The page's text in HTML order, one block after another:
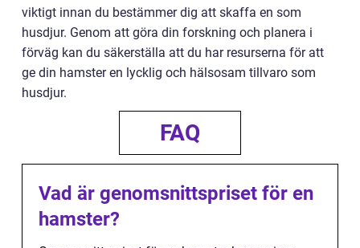
viktigt innan du bestämmer dig att skaffa en som
husdjur. Genom att göra din forskning och planera i
förväg kan du säkerställa att du har resurserna för att
ge din hamster en lycklig och hälsosam tillvaro som
husdjur.
FAQ
Vad är genomsnittspriset för en
hamster?